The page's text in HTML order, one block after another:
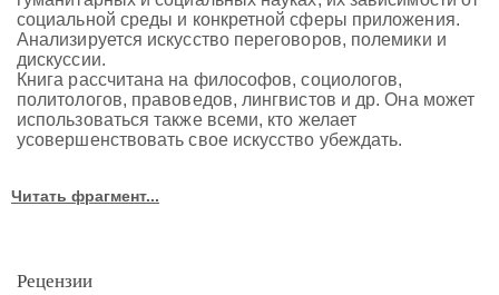
социальной среды и конкретной сферы приложения.
Анализируется искусство переговоров, полемики и
дискуссии.
Книга рассчитана на философов, социологов,
политологов, правоведов, лингвистов и др. Она может
использоваться также всеми, кто желает
усовершенствовать свое искусство убеждать.
Читать фрагмент...
Рецензии